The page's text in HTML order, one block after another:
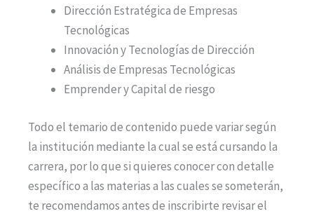
Dirección Estratégica de Empresas
Tecnológicas
Innovación y Tecnologías de Dirección
Análisis de Empresas Tecnológicas
Emprender y Capital de riesgo
Todo el temario de contenido puede variar según
la institución mediante la cual se está cursando la
carrera, por lo que si quieres conocer con detalle
específico a las materias a las cuales se someterán,
te recomendamos antes de inscribirte revisar el